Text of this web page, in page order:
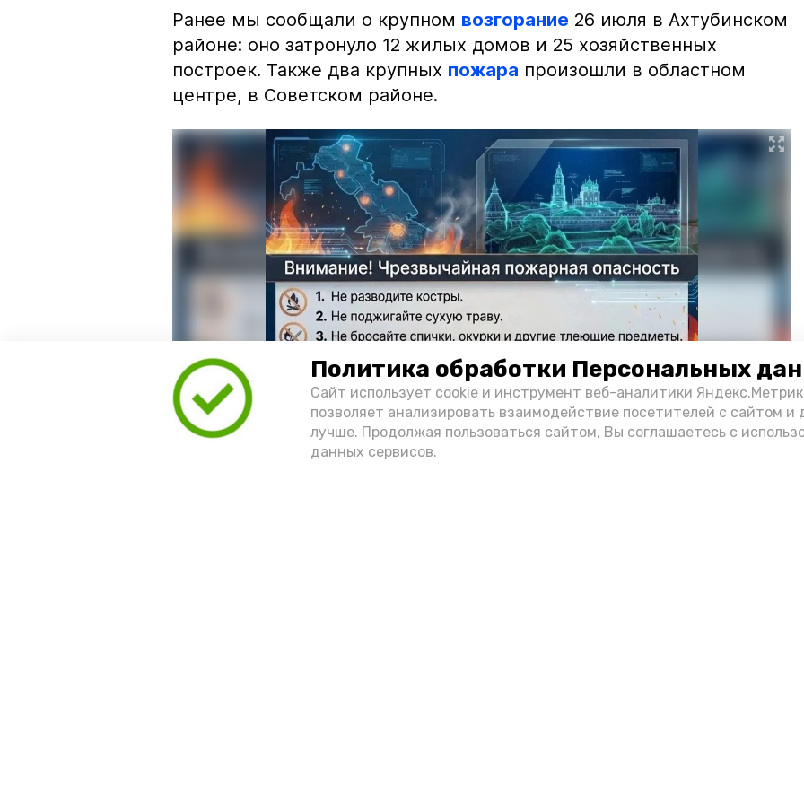
Политика обработки Персональных
Сайт использует cookie и инструмент веб-аналитики
позволяет анализировать взаимодействие посетителей с сайтом и
лучше. Продолжая пользоваться сайтом, Вы соглашаетесь с
данных сервисов.
Ранее мы сообщали о крупном возгорание 26 июля в Ахтубинском
районе: оно затронуло 12 жилых домов и 25 хозяйственных
построек. Также два крупных пожара произошли в областном
центре, в Советском районе.